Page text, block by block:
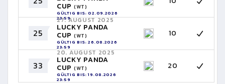
CUP (WT)
GÜLTIG BIS: 02.09.2026
23:59
25
27. AUGUST 2025
LUCKY PANDA
CUP (WT)
GÜLTIG BIS: 26.08.2026
23:59
10
33
20. AUGUST 2025
LUCKY PANDA
CUP (WT)
GÜLTIG BIS: 19.08.2026
23:59
20